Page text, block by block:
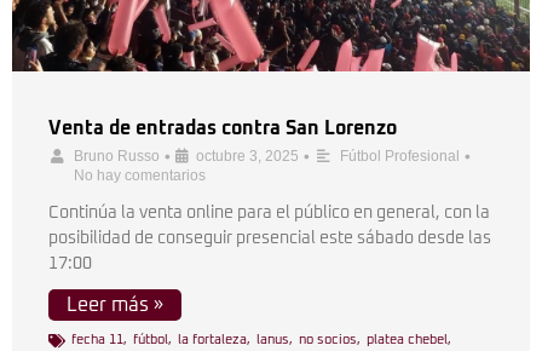
Venta de entradas contra San Lorenzo
Bruno Russo • octubre 3, 2025 • Fútbol Profesional •
No hay comentarios
Continúa la venta online para el público en general, con la
posibilidad de conseguir presencial este sábado desde las
17:00
Leer más »
fecha 11 , fútbol , la fortaleza, lanus, no socios, platea chebel ,